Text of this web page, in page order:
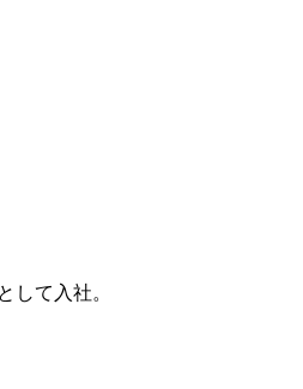
して入社。